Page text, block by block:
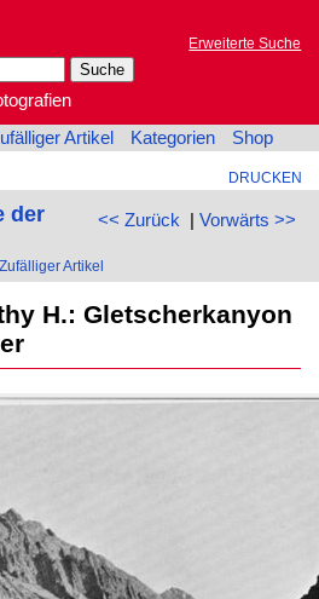
Erweiterte Suche
Artikel Kategorien Shop
DRUCKEN
<< Zurück | Vorwärts >>
der
Zufälliger Artikel
H.: Gletscherkanyon